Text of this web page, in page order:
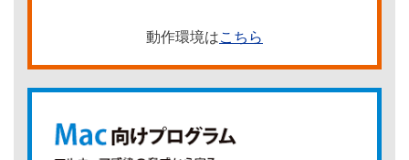
動作環境はこちら